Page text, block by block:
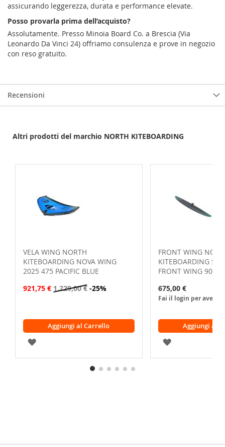
assicurando leggerezza, durata e performance elevate.
Posso provarla prima dell’acquisto?
Assolutamente. Presso Minoia Board Co. a Brescia (Via
Leonardo Da Vinci 24) offriamo consulenza e prove in negozio
con reso gratuito.
Recensioni
Altri prodotti del marchio NORTH KITEBOARDING
VELA WING NORTH
KITEBOARDING NOVA WING
2025 475 PACIFIC BLUE
921,75 € 1.229,00 € -25%
Aggiungi al Carrello
AGGIUNGI
ALLA
FRONT WING
KITEBOARDING
FRONT WING 900
675,00 €
Fai il login per avere
Aggiungi al
AGGIUNGI
ALLA